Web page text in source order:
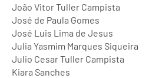
João Vitor Tuller Campista
José de Paula Gomes
José Luis Lima de Jesus
Julia Yasmim Marques Siqueira
Julio Cesar Tuller Campista
Kiara Sanches